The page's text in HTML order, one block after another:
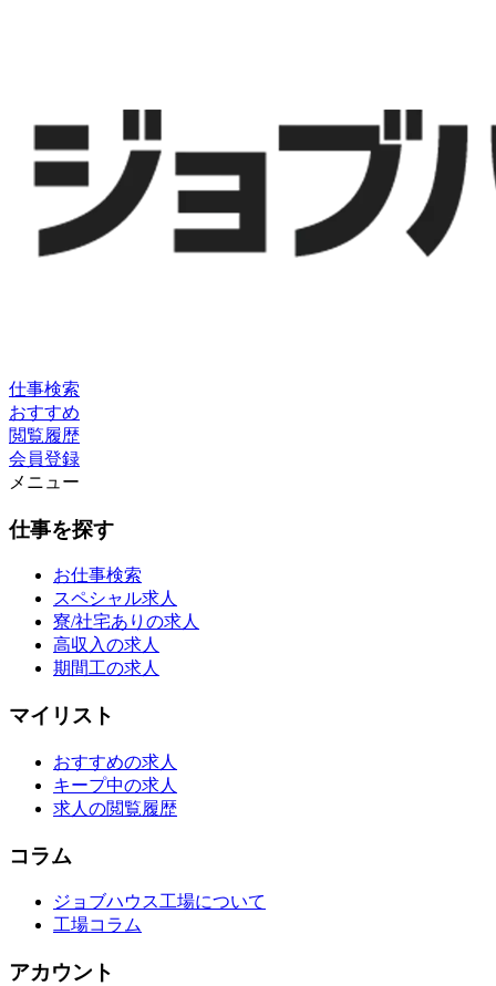
仕事検索
おすすめ
閲覧履歴
会員登録
メニュー
仕事を探す
お仕事検索
スペシャル求人
寮/社宅ありの求人
高収入の求人
期間工の求人
マイリスト
おすすめの求人
キープ中の求人
求人の閲覧履歴
コラム
ジョブハウス工場について
工場コラム
アカウント